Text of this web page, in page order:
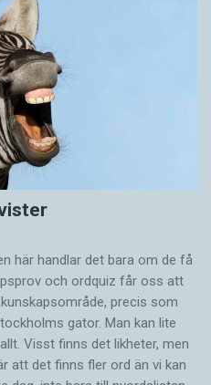
här handlar det bara om de få
och ordquiz får oss att
precis som
gator. Man kan lite
Visst finns det likheter, men
att det finns fler ord än vi kan